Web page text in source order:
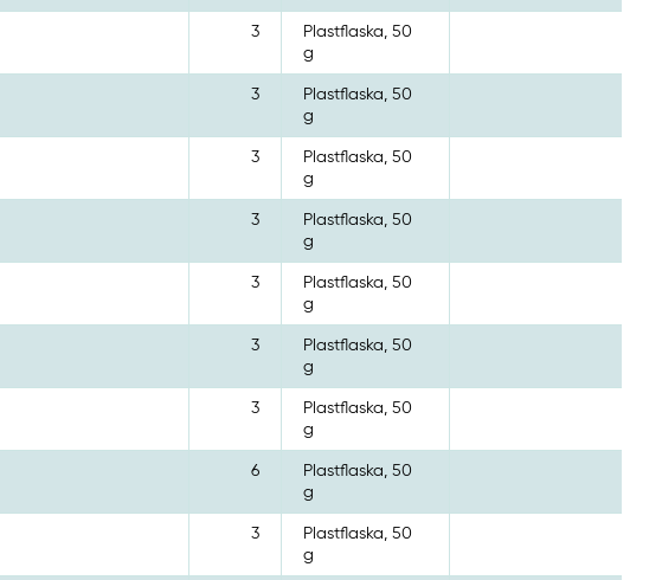
3
Plastflaska, 50
g
3
Plastflaska, 50
g
3
Plastflaska, 50
g
3
Plastflaska, 50
g
3
Plastflaska, 50
g
3
Plastflaska, 50
g
3
Plastflaska, 50
g
6
Plastflaska, 50
g
3
Plastflaska, 50
g